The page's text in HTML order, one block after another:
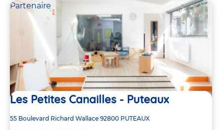
Partenaire
Les Petites Canailles - Puteaux
Adresse
55 Boulevard Richard Wallace 92800 PUTEAUX